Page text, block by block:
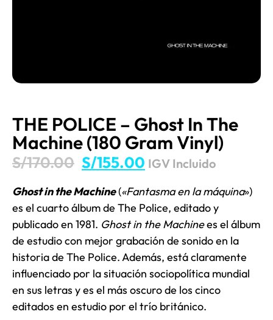
THE POLICE – Ghost In The
Machine (180 Gram Vinyl)
S/170.00 S/155.00 IGV Incluido
Ghost in the Machine(«Fantasma en la máquina»)
es el cuarto álbum de The Police, editado y
publicado en 1981. Ghost in the Machinees el álbum
de estudio con mejor grabación de sonido en la
historia de The Police. Además, está claramente
influenciado por la situación sociopolítica mundial
en sus letras y es el más oscuro de los cinco
editados en estudio por el trío británico.